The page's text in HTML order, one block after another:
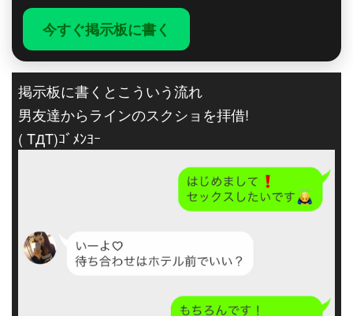
今すぐ掲示板に書く
掲示板に書くとこういう流れ
男友達からラインのスクショを拝借!
( TДT)ｺﾞﾒﾝﾖｰ